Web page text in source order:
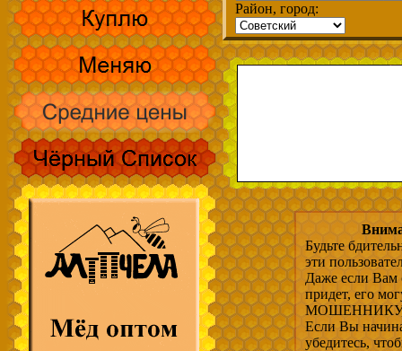
Район, город:
Будьте
эти
Даже если Вам
придет, его
МОШЕННИКУ,
Если Вы
убедитесь,